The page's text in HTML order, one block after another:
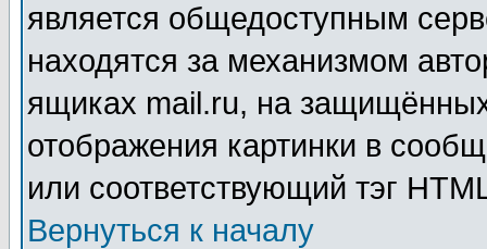
является общедоступным
находятся за механизмом
ящиках mail.ru, на
отображения картинки в
или соответствующий тэг
Вернуться к началу